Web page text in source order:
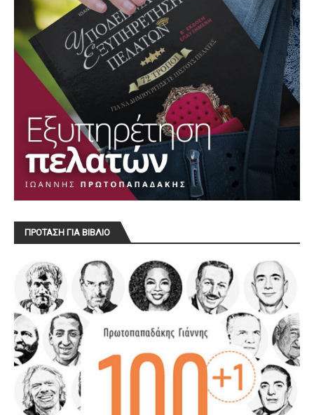
ΠΡΟΤΑΣΗ ΓΙΑ ΒΙΒΛΙΟ